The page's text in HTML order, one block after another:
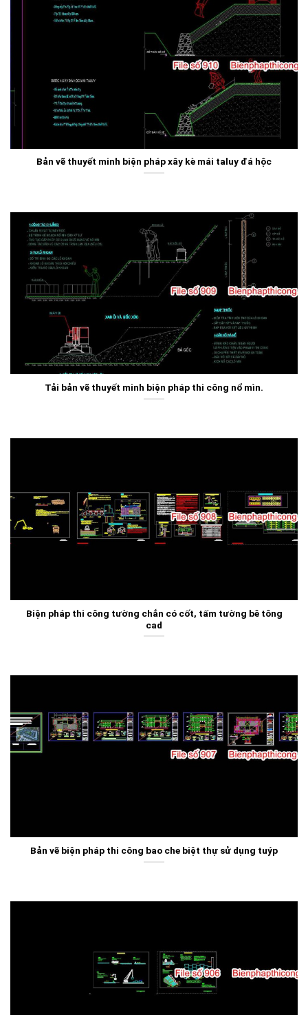
Bản vẽ thuyết minh biện pháp xây kè mái taluy đá hộc
Tải bản vẽ thuyết minh biện pháp thi công nổ mìn.
Biện pháp thi công tường chắn có cốt, tấm tường bê tông
cad
Bản vẽ biện pháp thi công bao che biệt thự sử dụng tuýp